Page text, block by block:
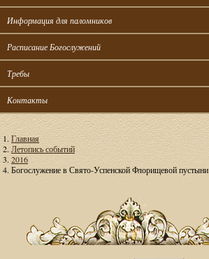
Информация для паломников
Расписание Богослужений
Требы
Контакты
Главная
Летопись событий
2016
Богослужение в Свято-Успенской Флорищевой пустыни